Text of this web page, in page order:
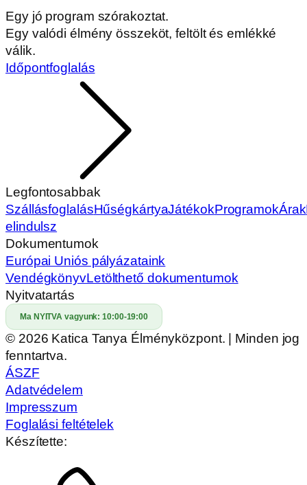
Egy jó program szórakoztat.
Egy valódi élmény összeköt, feltölt és emlékké
válik.
Időpontfoglalás
Legfontosabbak
SzállásfoglalásHűségkártyaJátékokProgramokÁrak
elindulsz
Dokumentumok
Európai Uniós pályázataink
VendégkönyvLetölthető dokumentumok
Nyitvatartás
Ma NYITVA vagyunk:10:00-19:00
© 2026 Katica Tanya Élményközpont. | Minden jog
fenntartva.
ÁSZF
Adatvédelem
Impresszum
Foglalási feltételek
Készítette: